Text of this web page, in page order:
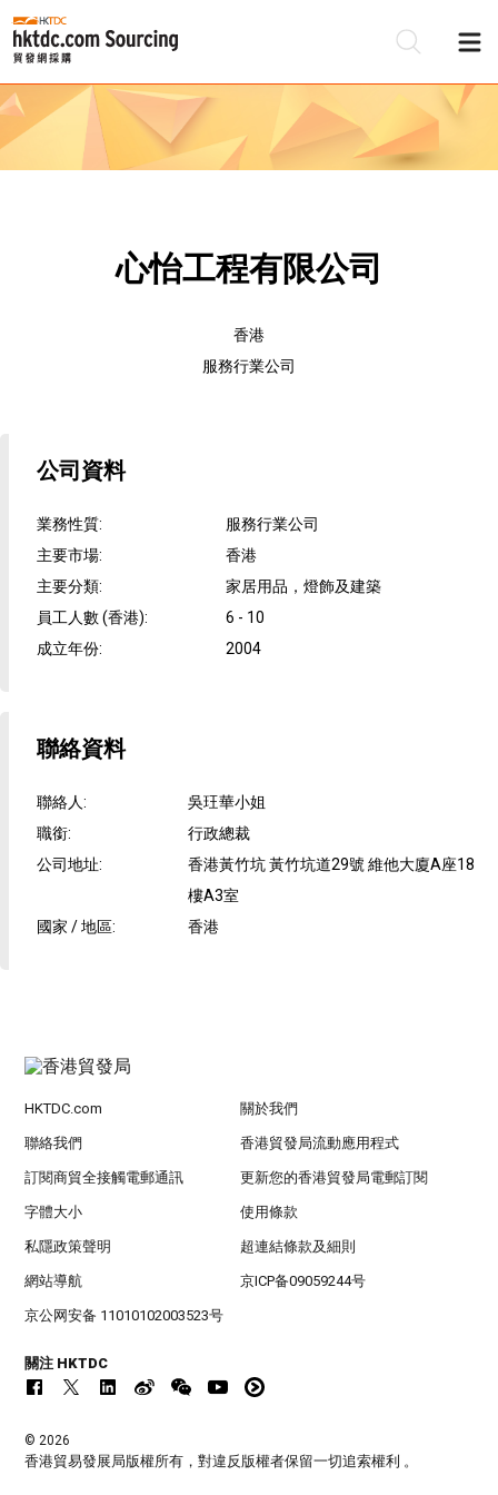
心怡工程有限公司
香港
服務行業公司
公司資料
業務性質:
服務行業公司
主要市場:
香港
主要分類:
家居用品，燈飾及建築
員工人數 (香港):
6 - 10
成立年份: 2004
聯絡資料
聯絡人:
吳玨華小姐
職銜:
行政總裁
公司地址:
香港黃竹坑 黃竹坑道29號 維他大廈A座18
樓A3室
國家 / 地區: 香港
HKTDC.com 關於我們
聯絡我們 香港貿發局流動應用程式
訂閱商貿全接觸電郵通訊 更新您的香港貿發局電郵訂閱
字體大小 使用條款
私隱政策聲明 超連結條款及細則
網站導航 京ICP备09059244号
京公网安备 11010102003523号
關注 HKTDC
© 2026
香港貿易發展局版權所有，對違反版權者保留一切追索權利 。